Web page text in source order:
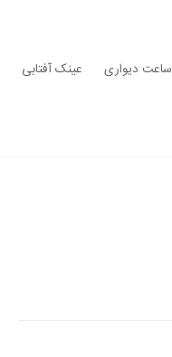
ساعت دیواری عینک آفتابی